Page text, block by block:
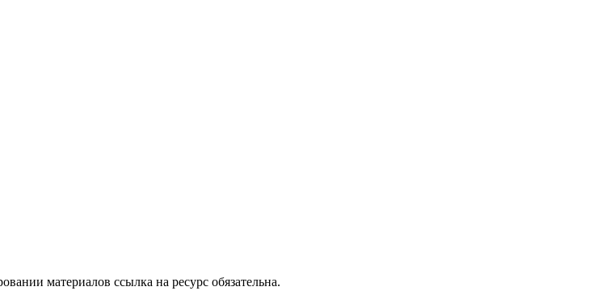
материалов ссылка на ресурс обязательна.